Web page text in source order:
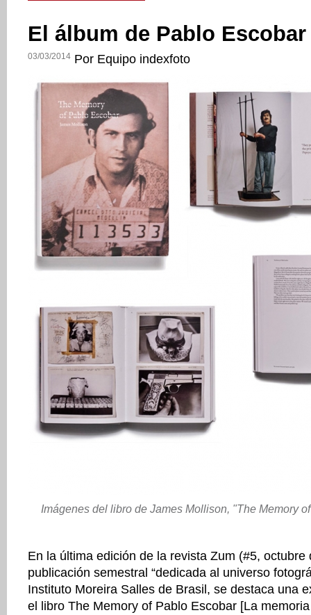
El álbum de Pablo Escobar
03/03/2014 Por Equipo indexfoto
Imágenes del libro de James Mollison, "The Memory
En la última edición de la revista Zum (#5, octubre
publicación semestral “dedicada al universo
Instituto Moreira Salles de Brasil, se destaca una
el libro The Memory of Pablo Escobar [La